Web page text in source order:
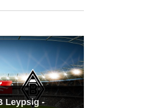
Leypsig -